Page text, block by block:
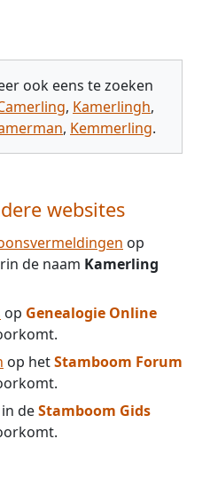
ook eens te zoeken
, Kamerlingh,
, Kemmerling.
websites
op
de naam Kamerling
op Genealogie Online
op hetStamboom Forum
in deStamboom Gids